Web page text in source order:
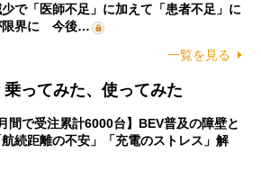
少で「医師不足」に加えて「患者不足」に
限界に 今後…
一覧を見る
ってみた、使ってみた
間で受注累計6000台】BEV普及の障壁と
続距離の不安」「充電のストレス」解